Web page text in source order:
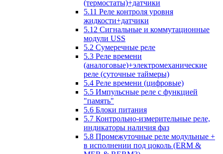
(термостаты)+датчики
5.11 Реле контроля уровня
жидкости+датчики
5.12 Сигнальные и коммутационные
модули USS
5.2 Сумеречные реле
5.3 Реле времени
(аналоговые)+электромеханические
реле (суточные таймеры)
5.4 Реле времени (цифровые)
5.5 Импульсные реле с функцией
"память"
5.6 Блоки питания
5.7 Контрольно-измерительные реле,
индикаторы наличия фаз
5.8 Промежуточные реле модульные +
в исполнении под цоколь (ERM &